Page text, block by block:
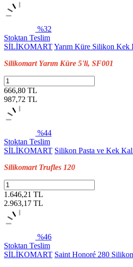
%32
Stoktan Teslim
SİLİKOMARTYarım Küre Silikon Kek
Silikomart Yarım Küre 5'li, SF001
666,80 TL
987,72 TL
%44
Stoktan Teslim
SİLİKOMART Silikon Pasta ve Kek
Silikomart Trufles 120
1.646,21 TL
2.963,17 TL
%46
Stoktan Teslim
SİLİKOMART Saint Honoré 280